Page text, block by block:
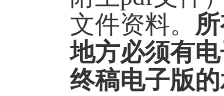
文件资料。
地方必须有
终稿电子版的